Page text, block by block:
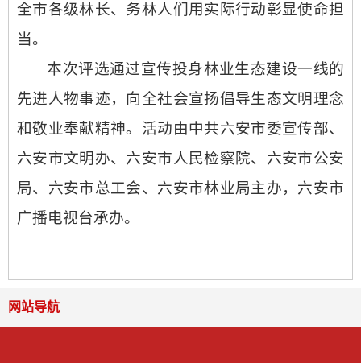
全市各级林长、 务林人们 用实际行动彰显使命担
当。
本次评选通过宣传投身林业生态建设一线的
先进人物事迹，向全社会宣扬倡导生态文明理念
和敬业奉献精神。活动由中共六安市委宣传部、
六安市文明办、 六安市人民检察院、 六安市公安
局、 六安市总工会、六安市林业局主办， 六安市
广播电视台承办。
网站导航